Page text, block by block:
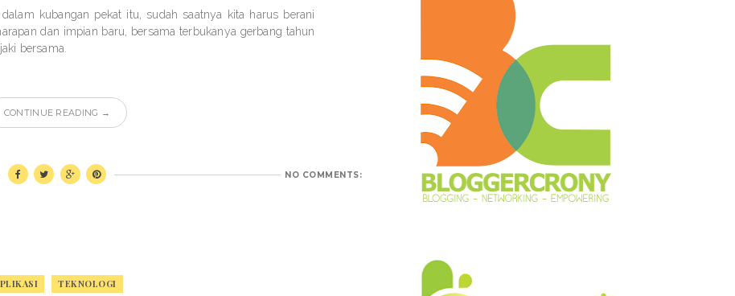
kubangan pekat itu, sudah saatnya kita harus berani
dan impian baru, bersama terbukanya gerbang tahun
bersama.
CONTINUE READING →
NO COMMENTS:
TEKNOLOGI